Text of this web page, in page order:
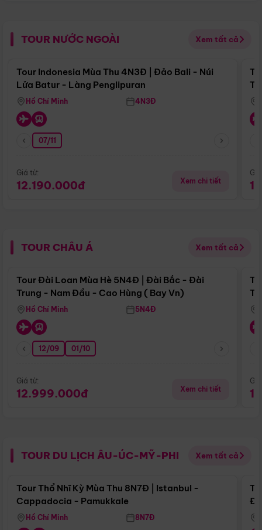
TOUR NƯỚC NGOÀI Xem tất cả
Điểm nổi bật
Tour Indonesia Mùa Thu 4N3Đ | Đảo Bali - Núi
Lửa Batur - Làng Penglipuran
Hồ Chí Minh 4N3Đ
07/11
Giá từ:
12.190.000đ Xem chi tiết
TOUR CHÂU Á Xem tất cả
Điểm nổi bật
Tour Đài Loan Mùa Hè 5N4Đ | Đài Bắc - Đài
Trung - Nam Đầu - Cao Hùng ( Bay Vn)
Hồ Chí Minh 5N4Đ
12/09 01/10
Giá từ:
12.999.000đ Xem chi tiết
TOUR DU LỊCH ÂU-ÚC-MỸ-PHI Xem tất cả
Điểm nổi bật
Tour Thổ Nhĩ Kỳ Mùa Thu 8N7Đ | Istanbul -
Cappadocia - Pamukkale
Hồ Chí Minh 8N7Đ